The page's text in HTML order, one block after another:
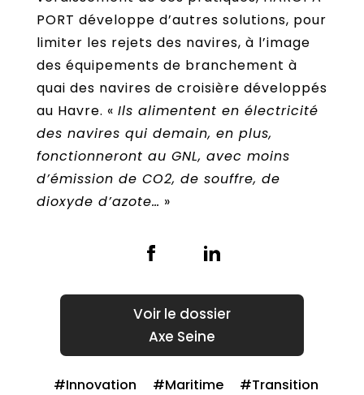
PORT développe d’autres solutions, pour
limiter les rejets des navires, à l’image
des équipements de branchement à
quai des navires de croisière développés
au Havre. « Ils alimentent en électricité
des navires qui demain, en plus,
fonctionneront au GNL, avec moins
d’émission de CO2, de souffre, de
dioxyde d’azote… »
Axe Seine
Innovation Maritime
Transition